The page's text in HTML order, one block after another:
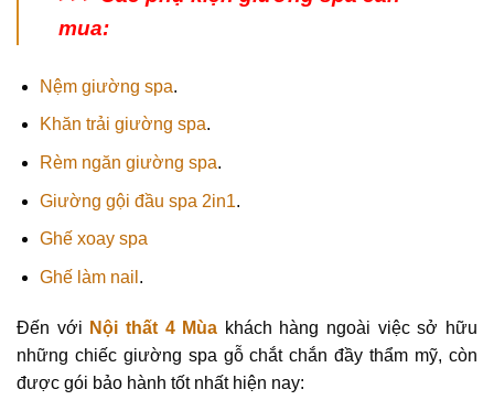
mua:
Nệm giường spa.
Khăn trải giường spa.
Rèm ngăn giường spa.
Giường gội đầu spa 2in1.
Ghế xoay spa
Ghế làm nail .
Đến với Nội thất 4 Mùa khách hàng ngoài việc sở hữu
những chiếc giường spa gỗ chắt chắn đầy thẩm mỹ, còn
được gói bảo hành tốt nhất hiện nay: